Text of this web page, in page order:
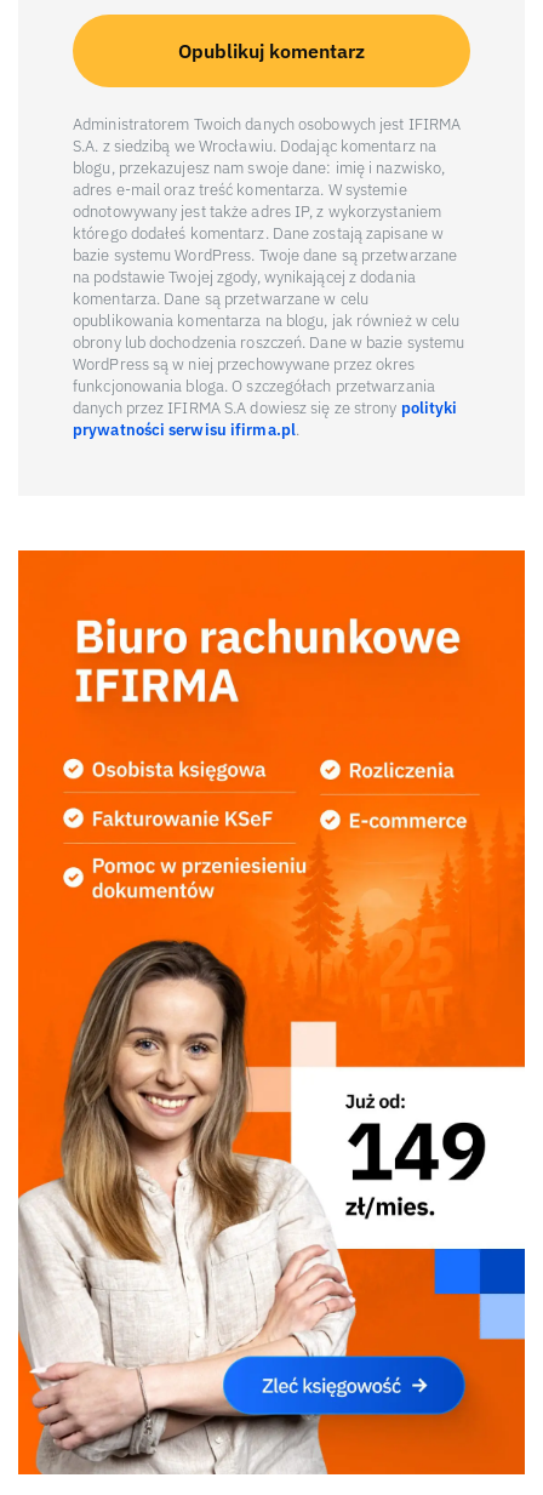
Administratorem Twoich danych osobowych jest IFIRMA
S.A. z siedzibą we Wrocławiu. Dodając komentarz na
blogu, przekazujesz nam swoje dane: imię i nazwisko,
adres e-mail oraz treść komentarza. W systemie
odnotowywany jest także adres IP, z wykorzystaniem
którego dodałeś komentarz. Dane zostają zapisane w
bazie systemu WordPress. Twoje dane są przetwarzane
na podstawie Twojej zgody, wynikającej z dodania
komentarza. Dane są przetwarzane w celu
opublikowania komentarza na blogu, jak również w celu
obrony lub dochodzenia roszczeń. Dane w bazie systemu
WordPress są w niej przechowywane przez okres
funkcjonowania bloga. O szczegółach przetwarzania
danych przez IFIRMA S.A dowiesz się ze strony polityki
prywatności serwisu ifirma.pl.